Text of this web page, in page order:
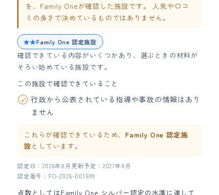
を、Family Oneが確認した施設です。 人気や口コ
ミの多さで決めているものではありません。
★★Family One 認定施設
確認できている内容がいくつかあり、選ぶときの材料が
そろい始めている施設です。
この施設で確認できていること
行政から公表されている指導や事故の情報はあり
ません
これらが確認できているため、 Family One 認定施
設 としています。
認定日：2026年8月 更新予定：2027年8月
認定番号：FO-2026-001599
点数としてはFamily One シルバー認定の水準に達して